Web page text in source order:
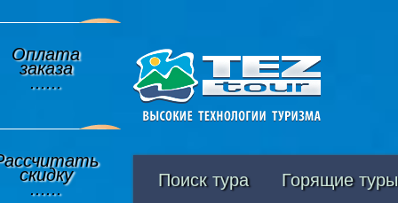
Оплата
заказа
......
скидку
...... Поиск тура Горящие туры